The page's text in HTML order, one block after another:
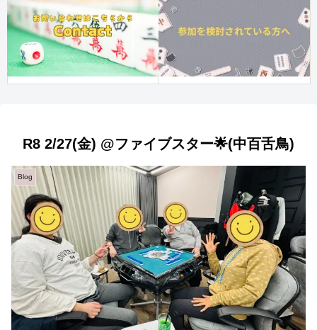
R8 2/27(金) @ファイブスター🌟(中百舌鳥)
Blog